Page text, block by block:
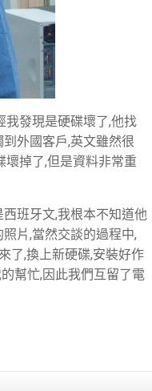
我發現是硬碟壞了,他找
外國客戶,英文雖然很
壞掉了,但是資料非常重
班牙文,我根本不知道他
片,當然交談的過程中,
了,換上新硬碟,安裝好作
幫忙,因此我們互留了電